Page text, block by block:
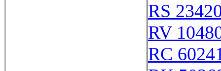
RS
RV
RC